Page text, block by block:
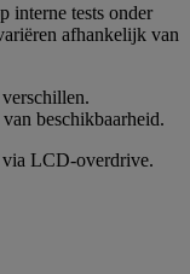
interne tests onder
afhankelijk van
beschikbaarheid.
via LCD-overdrive.